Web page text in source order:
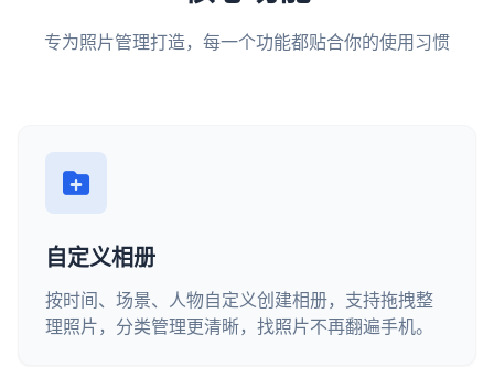
专为照片管理打造，每一个功能都贴合你的使用习惯
自定义相册
按时间、场景、人物自定义创建相册，支持拖拽整
理照片，分类管理更清晰，找照片不再翻遍手机。